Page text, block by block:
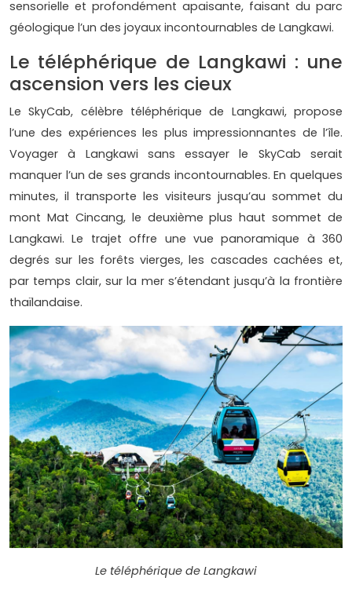
sensorielle et profondément apaisante, faisant du parc
géologique l’un des joyaux incontournables de Langkawi.
Le téléphérique de Langkawi : une
ascension vers les cieux
Le SkyCab, célèbre téléphérique de Langkawi, propose
l’une des expériences les plus impressionnantes de l’île.
Voyager à Langkawi sans essayer le SkyCab serait
manquer l’un de ses grands incontournables. En quelques
minutes, il transporte les visiteurs jusqu’au sommet du
mont Mat Cincang, le deuxième plus haut sommet de
Langkawi. Le trajet offre une vue panoramique à 360
degrés sur les forêts vierges, les cascades cachées et,
par temps clair, sur la mer s’étendant jusqu’à la frontière
thaïlandaise.
Le téléphérique de Langkawi